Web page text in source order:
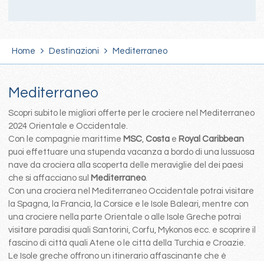
Home Destinazioni Mediterraneo
Mediterraneo
Scopri subito le migliori offerte per le crociere nel Mediterraneo
2024 Orientale e Occidentale.
Con le compagnie marittime MSC, Costa e Royal Caribbean
puoi effettuare una stupenda vacanza a bordo di una lussuosa
nave da crociera alla scoperta delle meraviglie del dei paesi
che si affacciano sul Mediterraneo.
Con una crociera nel Mediterraneo Occidentale potrai visitare
la Spagna, la Francia, la Corsice e le Isole Baleari, mentre con
una crociere nella parte Orientale o alle Isole Greche potrai
visitare paradisi quali Santorini, Corfu, Mykonos ecc. e scoprire il
fascino di città quali Atene o le città della Turchia e Croazie.
Le Isole greche offrono un itinerario affascinante che è